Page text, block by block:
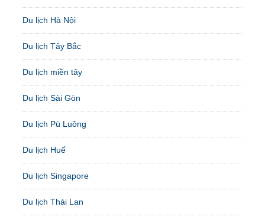
Du lịch Hà Nội
Du lịch Tây Bắc
Du lịch miền tây
Du lịch Sài Gòn
Du lịch Pù Luông
Du lịch Huế
Du lịch Singapore
Du lịch Thái Lan